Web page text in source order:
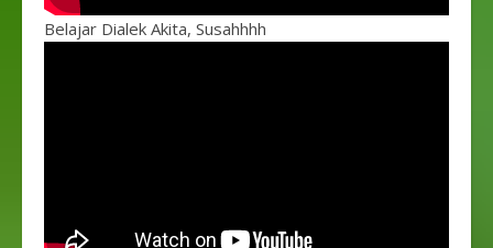
Belajar Dialek Akita, Susahhhh